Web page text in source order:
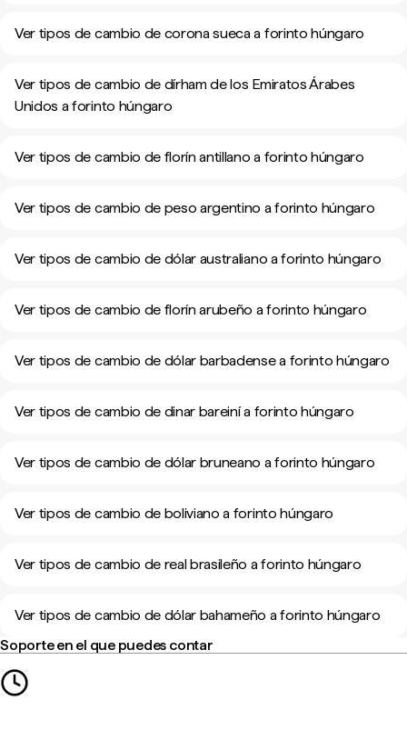
Ver tipos de cambio de corona sueca a forinto húngaro
Ver tipos de cambio de dírham de los Emiratos Árabes
Unidos a forinto húngaro
Ver tipos de cambio de florín antillano a forinto húngaro
Ver tipos de cambio de peso argentino a forinto húngaro
Ver tipos de cambio de dólar australiano a forinto húngaro
Ver tipos de cambio de florín arubeño a forinto húngaro
Ver tipos de cambio de dólar barbadense a forinto húngaro
Ver tipos de cambio de dinar bareiní a forinto húngaro
Ver tipos de cambio de dólar bruneano a forinto húngaro
Ver tipos de cambio de boliviano a forinto húngaro
Ver tipos de cambio de real brasileño a forinto húngaro
Ver tipos de cambio de dólar bahameño a forinto húngaro
Soporte en el que puedes contar